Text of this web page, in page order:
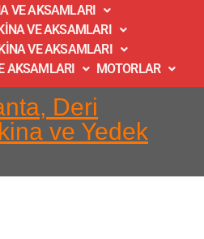
VE AKSAMLARI
VE AKSAMLARI
VE AKSAMLARI
AKSAMLARI
MOTORLAR
Deri
ve Yedek